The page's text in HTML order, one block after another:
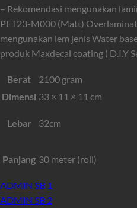
– Rekomendasi mengunakan
PET23-M000 (Matt)
mengunakan lem jenis Water
produk Maxdecal coating ( D.I.Y
Berat
2100 gram
Dimensi 33 × 11 × 11 cm
Lebar 32cm
Panjang 30 meter (roll)
ADMIN SB 1
ADMIN SB 2